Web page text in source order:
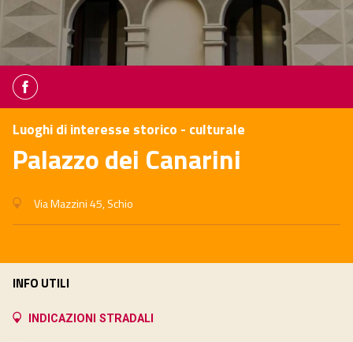
Luoghi di interesse storico - culturale
Palazzo dei Canarini
Via Mazzini 45, Schio
INFO UTILI
INDICAZIONI STRADALI